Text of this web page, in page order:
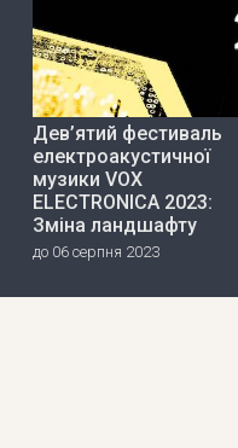
Дев’ятий фестиваль
електроакустичної
музики VOX
ELECTRONICA 2023:
Зміна ландшафту
до 06 серпня 2023